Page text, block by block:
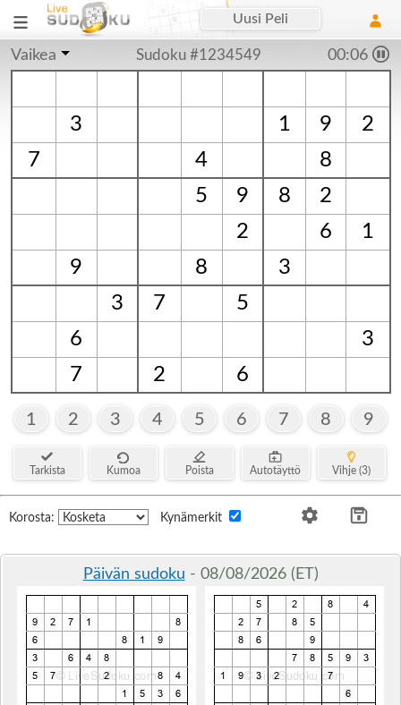
Uusi Peli
Vaikea Sudoku #1234549 00:07
3 1 9
2
7
4
8
5
9 8
2
2
6
1
9
8
3
3
7
5
6
3
7
2 6
1 2 3 4 5 6 7 8 9
Tarkista Kumoa Poista Autotäyttö Vihje (3)
Korosta: Kynämerkit
Päivän sudoku - 08/08/2026 (ET)